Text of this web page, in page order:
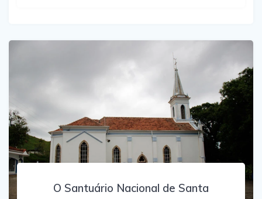
O Santuário Nacional de Santa